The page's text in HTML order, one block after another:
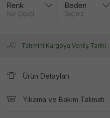
Renk
Nar Çiçeği
Beden
Seçiniz
Tahmini Kargoya Veriliş Tarihi :
Ürün Detayları
Yıkama ve Bakım Talimatı